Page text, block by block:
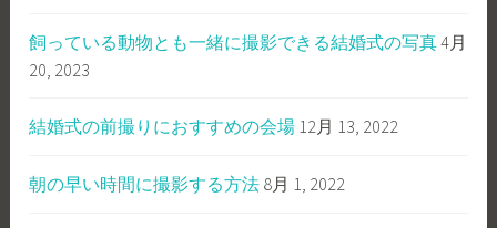
飼っている動物とも一緒に撮影できる結婚式の写真4月
20, 2023
結婚式の前撮りにおすすめの会場 12月 13, 2022
朝の早い時間に撮影する方法 8月 1, 2022